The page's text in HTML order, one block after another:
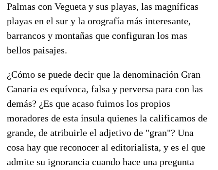
Palmas con Vegueta y sus playas, las magníficas
playas en el sur y la orografía más interesante,
barrancos y montañas que configuran los mas
bellos paisajes.
¿Cómo se puede decir que la denominación Gran
Canaria es equívoca, falsa y perversa para con las
demás? ¿Es que acaso fuimos los propios
moradores de esta ínsula quienes la calificamos de
grande, de atribuirle el adjetivo de "gran"? Una
cosa hay que reconocer al editorialista, y es el que
admite su ignorancia cuando hace una pregunta